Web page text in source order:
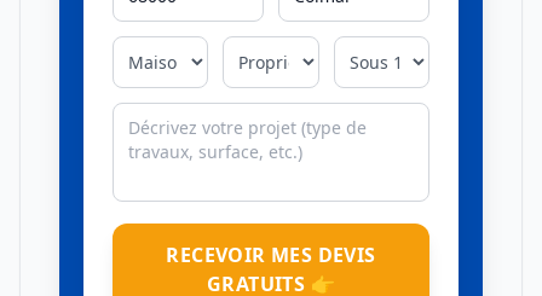
RECEVOIR MES DEVIS
GRATUITS 👉